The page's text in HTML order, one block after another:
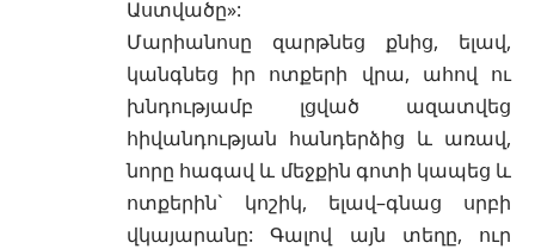
Աստվածը»:
Մարիանոսը զարթնեց քնից, ելավ,
կանգնեց իր ոտքերի վրա, ահով ու
խնդությամբ լցված ազատվեց
հիվանդության հանդերձից և առավ,
նորը հագավ և մեջքին գոտի կապեց և
ոտքերին` կոշիկ, ելավ–գնաց սրբի
վկայարանը: Գալով այն տեղը, ուր